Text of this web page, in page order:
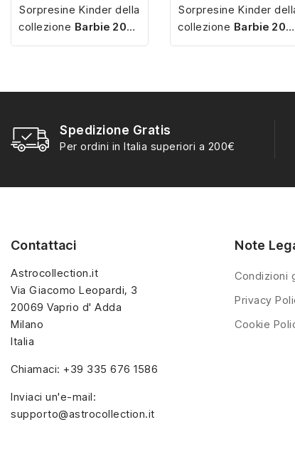
Sorpresine Kinder della
collezione Barbie 2024
conminiature
perfetti per ogni
Sorpresine Kinder
collezione Barbie 2024
conminiature
perfetti per ogni
Spedizione Gratis
Per ordini in Italia superiori a 200€
Contattaci
Astrocollection.it
Via Giacomo Leopardi, 3
20069 Vaprio d' Adda
Milano
Italia
Chiamaci: +39 335 676 1586
Inviaci un'e-mail:
supporto@astrocollection.it
Note
Condizioni
Privacy
Cookie